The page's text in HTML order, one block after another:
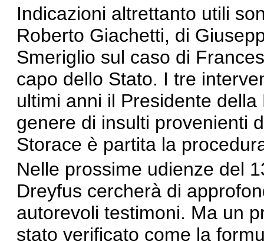
Indicazioni altrettanto utili
Roberto Giachetti, di
Smeriglio sul caso di
capo dello Stato. I tre
ultimi anni il Presidente
genere di insulti provenienti
Storace è partita la
Nelle prossime udienze del
Dreyfus cercherà di
autorevoli testimoni. Ma un
stato verificato come la